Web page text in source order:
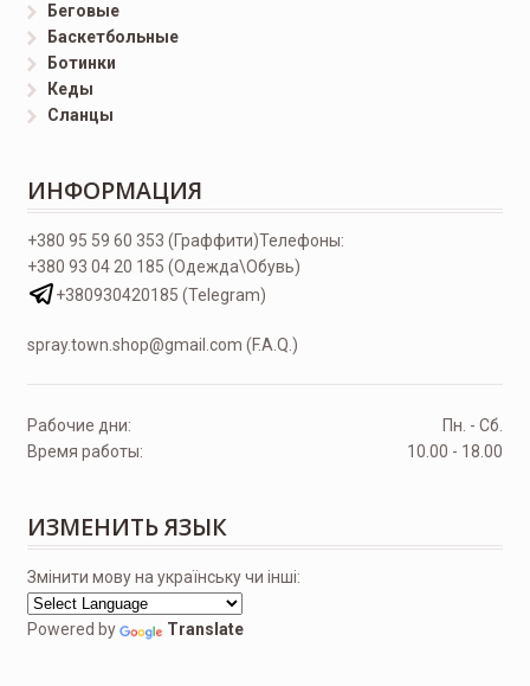
Беговые
Баскетбольные
Ботинки
Кеды
Сланцы
ИНФОРМАЦИЯ
Телефоны:
+380 95 59 60 353 (Граффити)
+380 93 04 20 185 (Одежда\Обувь)
+380930420185 (Telegram)
spray.town.shop@gmail.com (F.A.Q.)
Рабочие дни:
Пн. - Сб.
Время работы:
10.00 - 18.00
ИЗМЕНИТЬ ЯЗЫК
Змінити мову на українську чи інші:
Powered by Translate